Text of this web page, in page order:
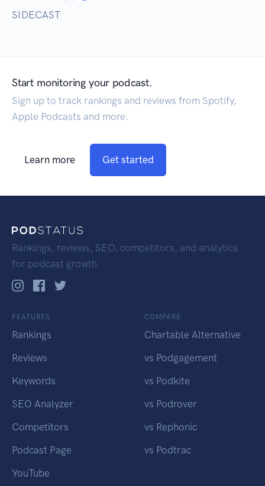
SIDECAST
Start monitoring your podcast.
Sign up to track rankings and reviews from Spotify,
Apple Podcasts and more.
Learn more Get started
Rankings, reviews, SEO, competitors, and analytics
for podcast growth.
FEATURES
Rankings
Reviews
Keywords
SEO Analyzer
Competitors
Podcast Page
YouTube
COMPARE
Chartable Alternative
vs Podgagement
vs Podkite
vs Podrover
vs Rephonic
vs Podtrac